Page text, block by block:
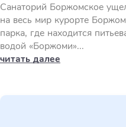
Санаторий Боржомское
на весь мир курорте
парка, где находится
водой «Боржоми»...
читать далее